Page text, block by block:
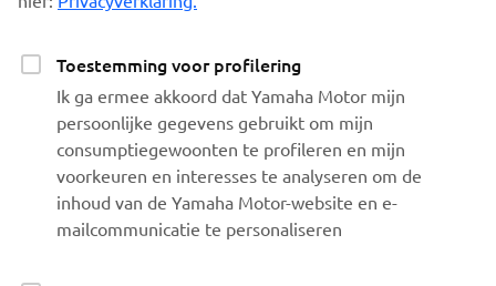
Toestemming voor profilering
Ik ga ermee akkoord dat Yamaha Motor mijn
persoonlijke gegevens gebruikt om mijn
consumptiegewoonten te profileren en mijn
voorkeuren en interesses te analyseren om de
inhoud van de Yamaha Motor-website en e-
mailcommunicatie te personaliseren